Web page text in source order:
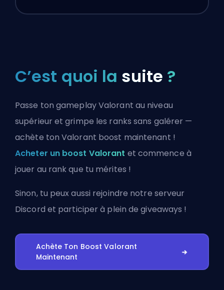
C’est quoi la suite ?
Passe ton gameplay Valorant au niveau
supérieur et grimpe les ranks sans galérer —
achète ton Valorant boost maintenant !
Acheter un boost Valorant et commence à
jouer au rank que tu mérites !
Sinon, tu peux aussi rejoindre notre serveur
Discord et participer à plein de giveaways !
Achète Ton Boost Valorant
Maintenant